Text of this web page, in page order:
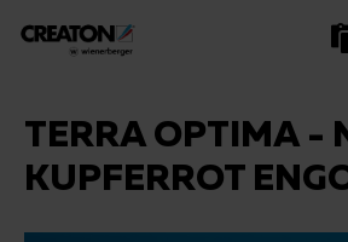
TERRA OPTIMA -
KUPFERROT